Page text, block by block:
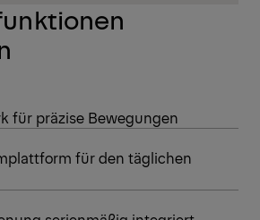
für präzise Bewegungen
für den täglichen